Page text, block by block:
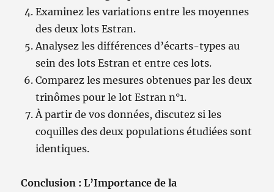
Examinez les variations entre les moyennes
des deux lots Estran.
Analysez les différences d’écarts-types au
sein des lots Estran et entre ces lots.
Comparez les mesures obtenues par les deux
trinômes pour le lot Estran n°1.
À partir de vos données, discutez si les
coquilles des deux populations étudiées sont
identiques.
Conclusion : L’Importance de la